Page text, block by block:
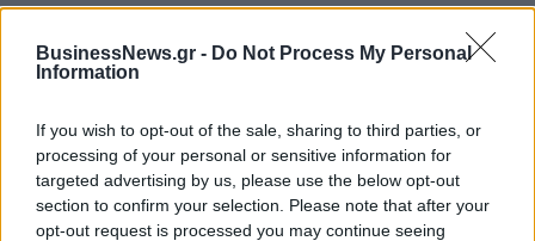
BusinessNews.gr - Do Not Process My Personal
Information
If you wish to opt-out of the sale, sharing to third parties, or
processing of your personal or sensitive information for
targeted advertising by us, please use the below opt-out
section to confirm your selection. Please note that after your
opt-out request is processed you may continue seeing
Alpha Bank: Για πρώτη φορά το Αρχαίο Θέατρο Επιδαύρου άνοιξε τις
πύλες του σε όλους
ΠΕΡΙΣΣΌΤΕΡΑ ΣΕ ΑΥΤΉ ΤΗΝ ΚΑΤΗΓΟΡΊΑ